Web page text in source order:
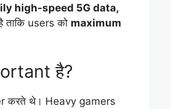
high-speed 5G data,
ताकि users को maximum
है?
करते थे। Heavy gamers